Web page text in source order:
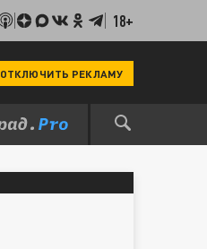
18+
ОТКЛЮЧИТЬ РЕКЛАМУ